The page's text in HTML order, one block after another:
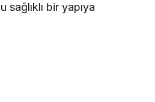
sağlıklı bir yapıya